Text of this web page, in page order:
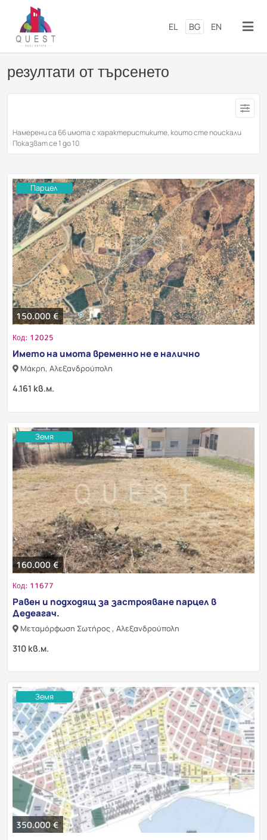
EL BG EN
резултати от търсенето
Намерени са 66 имота с характеристиките, които сте поискали
Показват се 1 до 10
Парцел
150.000 €
Код: 12025
Името на имота временно не е налично
Μάκρη, Αλεξανδρούπολη
4.161 кв.м.
Земя
160.000 €
Код: 11677
Равен и подходящ за застрояване парцел в
Дедеагач.
Μεταμόρφωση Σωτήρος , Αλεξανδρούπολη
310 кв.м.
Земя
350.000 €